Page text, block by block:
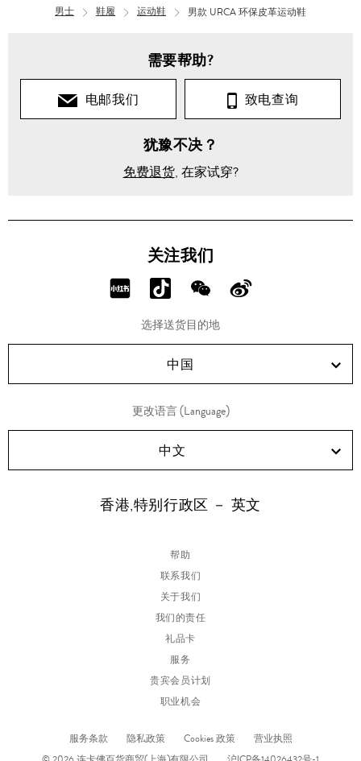
男士 鞋履 运动鞋 男款 URCA 环保皮革运动鞋
需要帮助?
电邮我们 致电查询
犹豫不决？
免费退货, 在家试穿?
关注我们
分
RED!
分
享
Douyin!
分
享
WeChat!
分
Weibo!
选择送货目的地
中国
更改语言 (Language)
中文
香港,特别行政区 － 英文
帮助
联系我们
关于我们
我们的责任
礼品卡
服务
贵宾会员计划
职业机会
服务条款 隐私政策 Cookies 政策
营业执照